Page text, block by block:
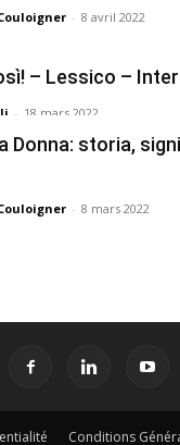
- 8 avril 2022
– Lessico –
- 18 mars 2022
Donna: storia,
- 8 mars 2022
Conditions